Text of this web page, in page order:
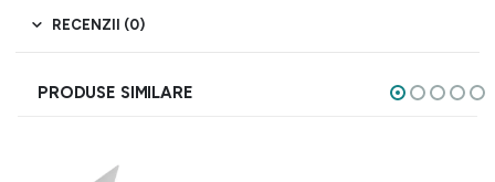
RECENZII (0)
PRODUSE SIMILARE